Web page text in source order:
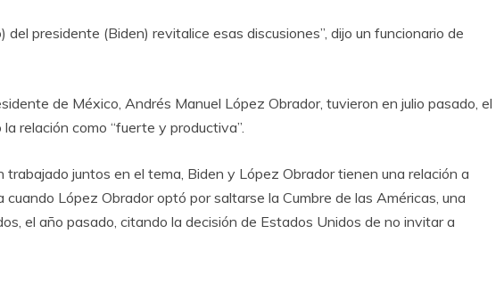
del presidente (Biden) revitalice esas discusiones”, dijo un funcionario de
de México, Andrés Manuel López Obrador, tuvieron en julio pasado, el
relación como “fuerte y productiva”.
juntos en el tema, Biden y López Obrador tienen una relación a
cuando López Obrador optó por saltarse la Cumbre de las Américas, una
el año pasado, citando la decisión de Estados Unidos de no invitar a